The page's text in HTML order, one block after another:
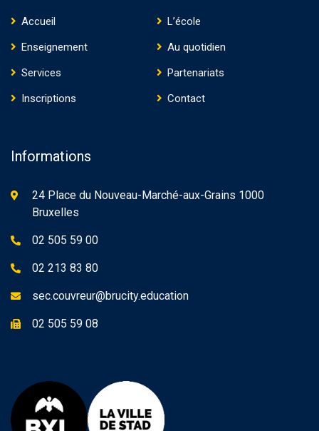
Accueil
L’école
Enseignement
Au quotidien
Services
Partenariats
Inscriptions
Contact
Informations
24 Place du Nouveau-Marché-aux-Grains 1000
Bruxelles
02 505 59 00
02 213 83 80
sec.couvreur@brucity.education
02 505 59 08